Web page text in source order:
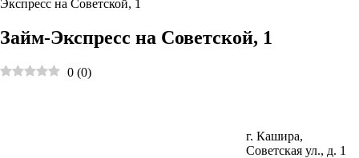
Экспресс на Советской, 1
Займ-Экспресс на Советской, 1
0 (0)
г. Кашира,
Советская ул., д. 1